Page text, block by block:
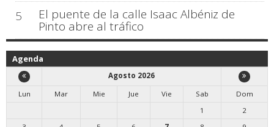
5
El puente de la calle Isaac Albéniz de
Pinto abre al tráfico
Agenda
Agosto 2026
Lun
Mar Mie Jue Vie Sab
Dom
1
2